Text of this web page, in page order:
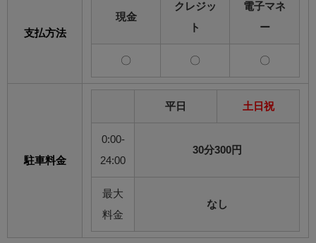
支払方法
現金
クレジッ
ト
電子マネ
ー
〇 〇 〇
駐車料金
平日 土日祝
0:00-
24:00
30分300円
最大
料金
なし